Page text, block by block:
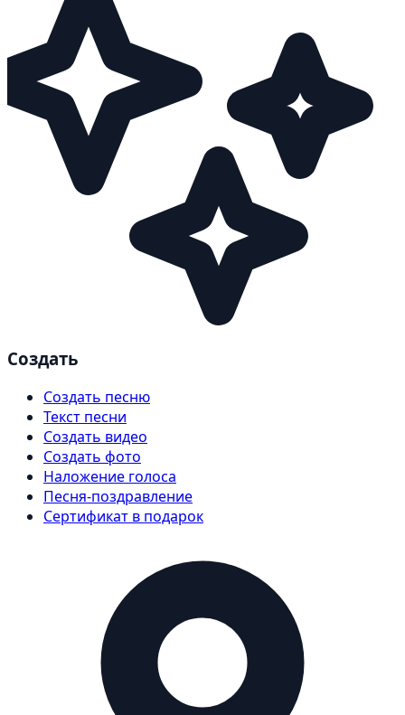
Создать
Создать песню
Текст песни
Создать видео
Создать фото
Наложение голоса
Песня-поздравление
Сертификат в подарок